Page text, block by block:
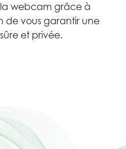
webcam grâce à
de vous garantir une
et privée.